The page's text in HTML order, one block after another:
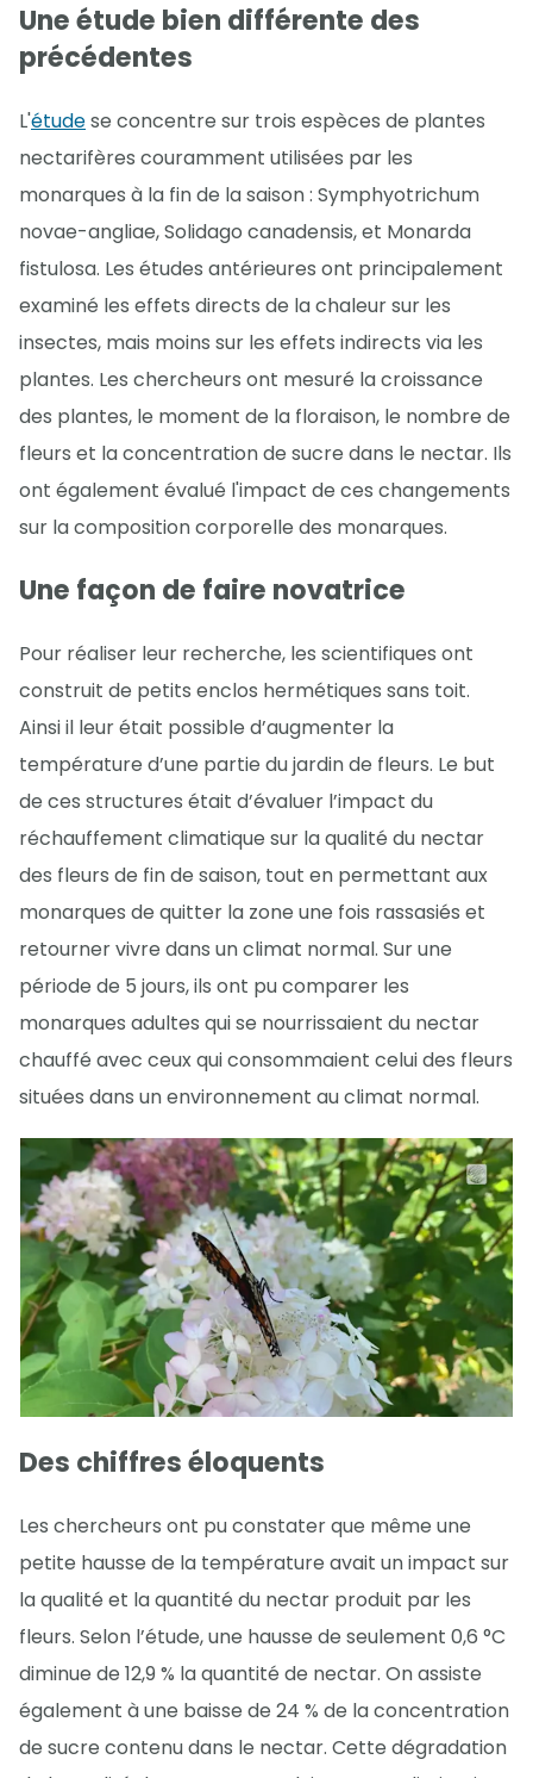
Une étude bien différente des
précédentes
L'étudese concentre sur trois espèces de plantes
nectarifères couramment utilisées par les
monarques à la fin de la saison : Symphyotrichum
novae-angliae, Solidago canadensis, et Monarda
fistulosa. Les études antérieures ont principalement
examiné les effets directs de la chaleur sur les
insectes, mais moins sur les effets indirects via les
plantes. Les chercheurs ont mesuré la croissance
des plantes, le moment de la floraison, le nombre de
fleurs et la concentration de sucre dans le nectar. Ils
ont également évalué l'impact de ces changements
sur la composition corporelle des monarques.
Une façon de faire novatrice
Pour réaliser leur recherche, les scientifiques ont
construit de petits enclos hermétiques sans toit.
Ainsi il leur était possible d’augmenter la
température d’une partie du jardin de fleurs. Le but
de ces structures était d’évaluer l’impact du
réchauffement climatique sur la qualité du nectar
des fleurs de fin de saison, tout en permettant aux
monarques de quitter la zone une fois rassasiés et
retourner vivre dans un climat normal. Sur une
période de 5 jours, ils ont pu comparer les
monarques adultes qui se nourrissaient du nectar
chauffé avec ceux qui consommaient celui des fleurs
situées dans un environnement au climat normal.
Des chiffres éloquents
Les chercheurs ont pu constater que même une
petite hausse de la température avait un impact sur
la qualité et la quantité du nectar produit par les
fleurs. Selon l’étude, une hausse de seulement 0,6 °C
diminue de 12,9 % la quantité de nectar. On assiste
également à une baisse de 24 % de la concentration
de sucre contenu dans le nectar. Cette dégradation